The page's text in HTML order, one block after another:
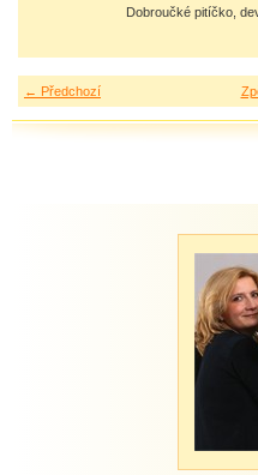
Dobroučké pitíčko,
← Předchozí